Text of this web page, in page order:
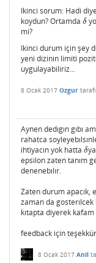
Ikinci sorum: Hadi
koydun? Ortamda δ
δ
mi?
Ikinci durum için şey
yeni dizinin limiti
uygulayabiliriz...
8 Ocak 2017 Ozgur
Aynen dedıgın gıbı
rahatca
ihtiyacın yok hatta δ
δ
epsilon zaten tanım
denenebılır.
Zaten durum apacık,
zaman da gosterılcek
kıtapta diyerek
feedback için
8 Ocak 2017 Anil